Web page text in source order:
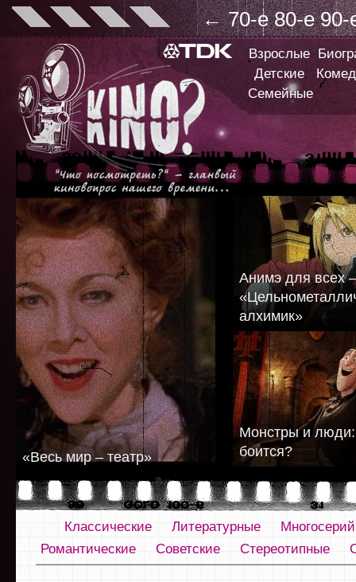
← 70-е 80-е 90-
Взрослые
Детские
Семейные
«Весь мир – театр»
Анимэ для всех –
алхимик»
Монстры и люди:
боится?
Классические Литературные
Романтические
Советские Стереотипные